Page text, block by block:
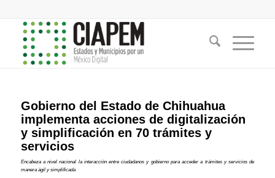
Gobierno del Estado de Chihuahua
implementa acciones de digitalización
y simplificación en 70 trámites y
servicios
Encabeza a nivel nacional la interacción entre ciudadanos y gobierno para acceder a trámites y servicios de
manera ágil y simplificada